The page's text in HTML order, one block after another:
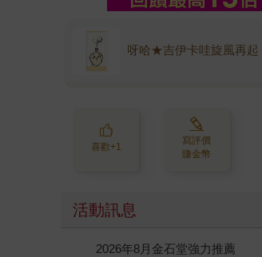
呀哈★吉伊卡哇旋風再起
喜歡+1
寫評價
賺金幣
活動訊息
閱讀漫遊錄-2026上半年暢銷榜